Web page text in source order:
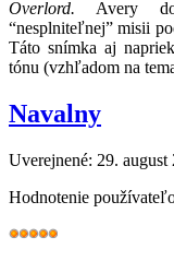
Overlord. Avery
“nesplniteľnej” misii
Táto snímka aj
tónu (vzhľadom na
Navalny
Uverejnené: 29. august
Hodnotenie